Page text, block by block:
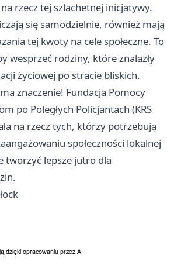
rzecz tej szlachetnej inicjatywy.
się samodzielnie, również mają
tej kwoty na cele społeczne. To
wesprzeć rodziny, które znalazły
życiowej po stracie bliskich.
znaczenie! Fundacja Pomocy
po Poległych Policjantach (KRS
na rzecz tych, którzy potrzebują
społeczności lokalnej
tworzyć lepsze jutro dla